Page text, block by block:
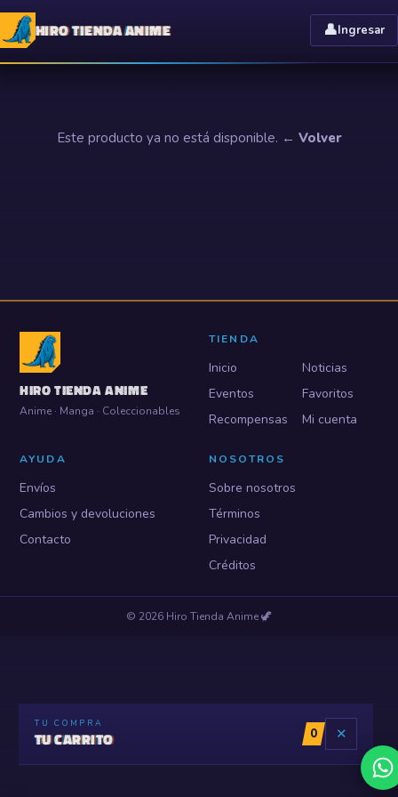
HIRO TIENDA ANIME 👤Ingresar
Este producto ya no está disponible. ← Volver
HIRO TIENDA ANIME
Anime · Manga · Coleccionables
TIENDA
Inicio
Noticias
Eventos
Favoritos
Recompensas
Mi cuenta
AYUDA
Envíos
Cambios y devoluciones
Contacto
NOSOTROS
Sobre nosotros
Términos
Privacidad
Créditos
© 2026 Hiro Tienda Anime🦖
TU COMPRA
TU CARRITO 0 ✕